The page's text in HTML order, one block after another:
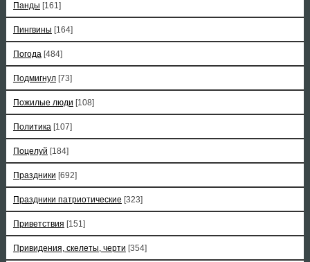
Панды [161]
Пингвины [164]
Погода [484]
Подмигнул [73]
Пожилые люди [108]
Политика [107]
Поцелуй [184]
Праздники [692]
Праздники патриотические [323]
Приветствия [151]
Привидения, скелеты, черти [354]